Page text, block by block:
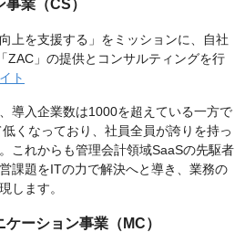
業（CS）
上を支援する」をミッションに、自社
ZAC」の提供とコンサルティングを行
ト
導入企業数は1000を超えている一方で
くなっており、社員全員が誇りを持っ
これからも管理会計領域SaaSの先駆者
課題をITの力で解決へと導き、業務の
します。
ーション事業（MC）